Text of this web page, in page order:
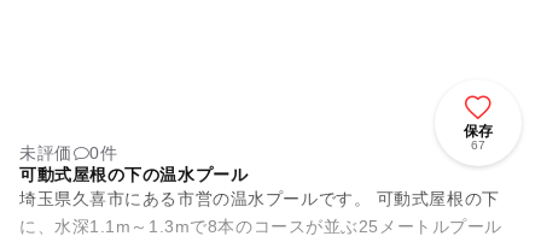
保存
67
未評価
0件
可動式屋根の下の温水プール
埼玉県久喜市にある市営の温水プールです。 可動式屋根の下
に、水深1.1m～1.3mで8本のコースが並ぶ25メートルプール